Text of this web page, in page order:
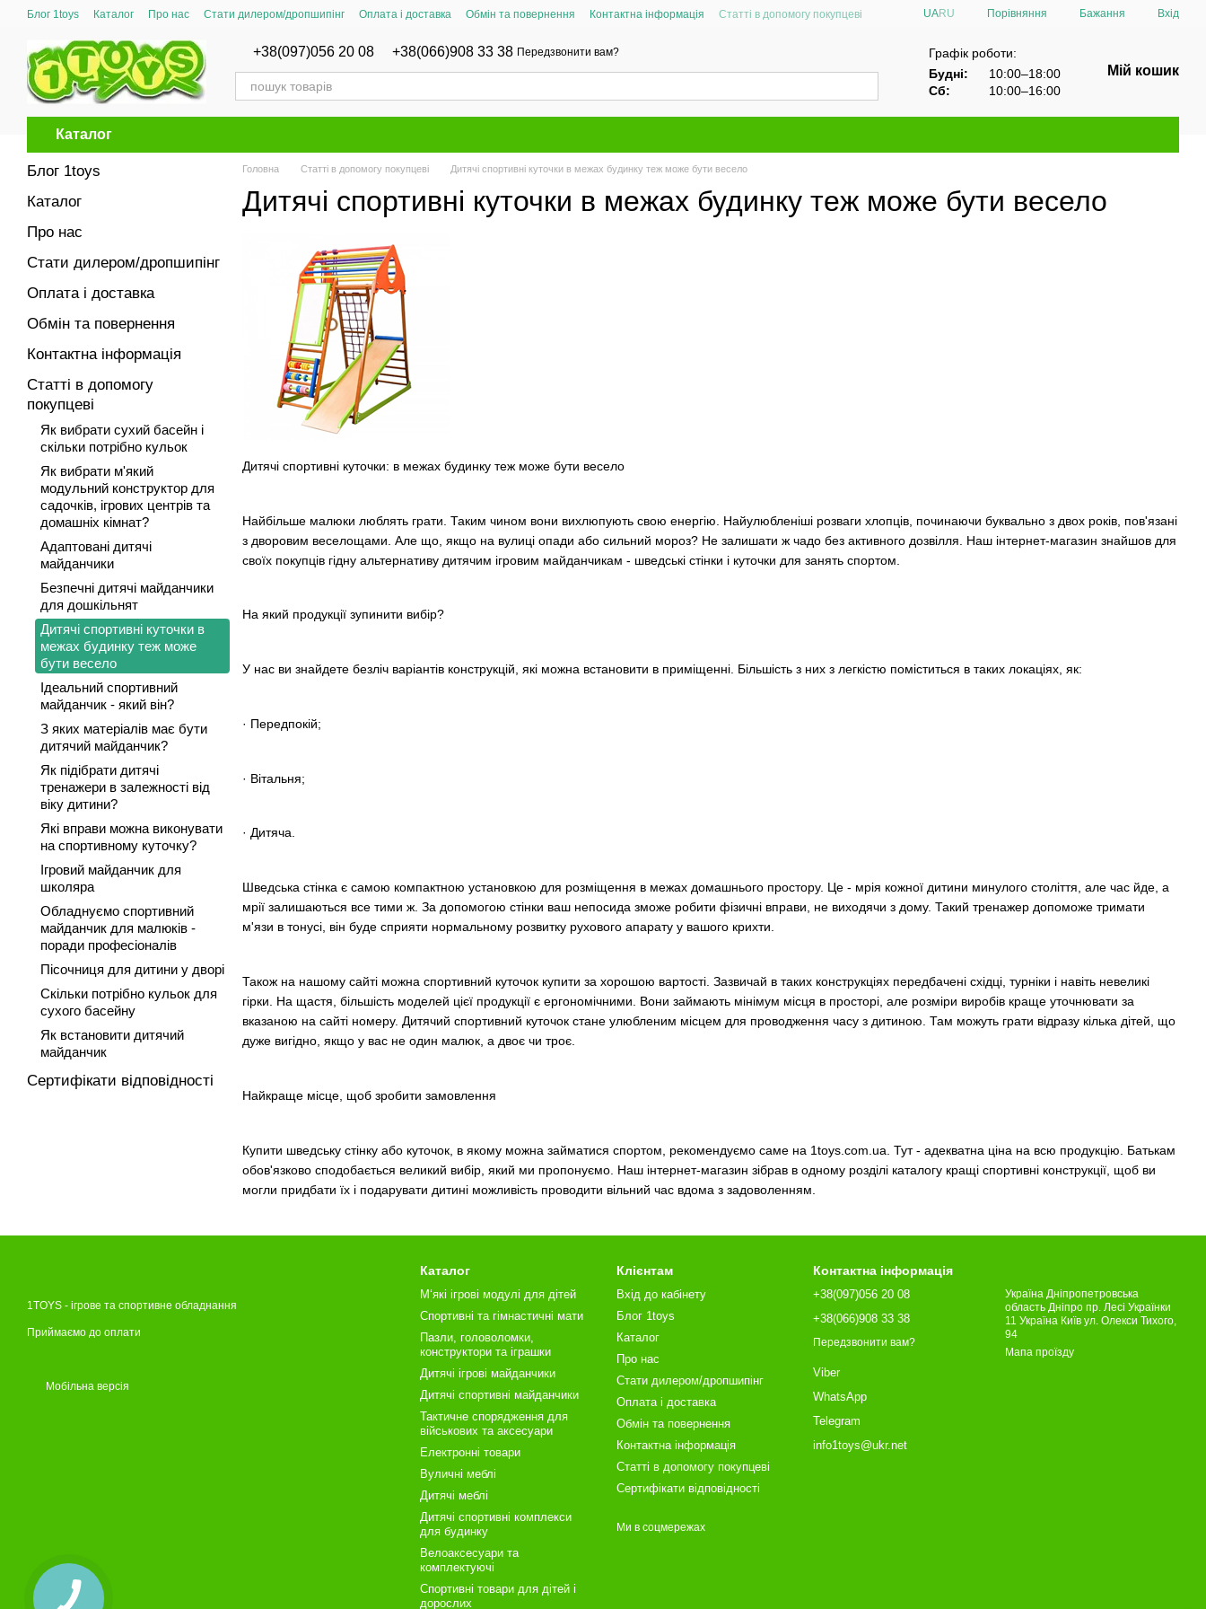
Перейти до основного контенту
Блог 1toys Каталог Про нас Стати дилером/дропшипінг Оплата і доставка Обмін та повернення Контактна інформація
Статті в допомогу покупцеві
UARU Порівняння Бажання Вхід
+38(097)056 20 08 +38(066)908 33 38 Передзвонити вам?
Графік роботи:
Будні:
10:00–18:00
Сб:
10:00–16:00
Мій кошик
Каталог
Головна Статті в допомогу покупцеві Дитячі спортивні куточки в межах будинку теж може бути весело
Дитячі спортивні куточки в межах будинку теж може бути весело
Дитячі спортивні куточки: в межах будинку теж може бути весело
Найбільше малюки люблять грати. Таким чином вони вихлюпують свою енергію. Найулюбленіші розваги хлопців, починаючи буквально з двох років, пов'язані
з дворовим веселощами. Але що, якщо на вулиці опади або сильний мороз? Не залишати ж чадо без активного дозвілля. Наш інтернет-магазин знайшов для
своїх покупців гідну альтернативу дитячим ігровим майданчикам - шведські стінки і куточки для занять спортом.
На який продукції зупинити вибір?
У нас ви знайдете безліч варіантів конструкцій, які можна встановити в приміщенні. Більшість з них з легкістю поміститься в таких локаціях, як:
· Передпокій;
· Вітальня;
· Дитяча.
Шведська стінка є самою компактною установкою для розміщення в межах домашнього простору. Це - мрія кожної дитини минулого століття, але час йде, а
мрії залишаються все тими ж. За допомогою стінки ваш непосида зможе робити фізичні вправи, не виходячи з дому. Такий тренажер допоможе тримати
м'язи в тонусі, він буде сприяти нормальному розвитку рухового апарату у вашого крихти.
Також на нашому сайті можна спортивний куточок купити за хорошою вартості. Зазвичай в таких конструкціях передбачені східці, турніки і навіть невеликі
гірки. На щастя, більшість моделей цієї продукції є ергономічними. Вони займають мінімум місця в просторі, але розміри виробів краще уточнювати за
вказаною на сайті номеру. Дитячий спортивний куточок стане улюбленим місцем для проводження часу з дитиною. Там можуть грати відразу кілька дітей, що
дуже вигідно, якщо у вас не один малюк, а двоє чи троє.
Найкраще місце, щоб зробити замовлення
Купити шведську стінку або куточок, в якому можна займатися спортом, рекомендуємо саме на 1toys.com.ua. Тут - адекватна ціна на всю продукцію. Батькам
обов'язково сподобається великий вибір, який ми пропонуємо. Наш інтернет-магазин зібрав в одному розділі каталогу кращі спортивні конструкції, щоб ви
могли придбати їх і подарувати дитині можливість проводити вільний час вдома з задоволенням.
Блог 1toys
Каталог
Про нас
Стати дилером/дропшипінг
Оплата і доставка
Обмін та повернення
Контактна інформація
Статті в допомогу
покупцеві
Як вибрати сухий басейн і
скільки потрібно кульок
Як вибрати м'який
модульний конструктор для
садочків, ігрових центрів та
домашніх кімнат?
Адаптовані дитячі
майданчики
Безпечні дитячі майданчики
для дошкільнят
Дитячі спортивні куточки в
межах будинку теж може
бути весело
Ідеальний спортивний
майданчик - який він?
З яких матеріалів має бути
дитячий майданчик?
Як підібрати дитячі
тренажери в залежності від
віку дитини?
Які вправи можна виконувати
на спортивному куточку?
Ігровий майданчик для
школяра
Обладнуємо спортивний
майданчик для малюків -
поради професіоналів
Пісочниця для дитини у дворі
Скільки потрібно кульок для
сухого басейну
Як встановити дитячий
майданчик
Сертифікати відповідності
1TOYS - ігрове та спортивне обладнання
Приймаємо до оплати
Мобільна версія
Каталог
М‘які ігрові модулі для дітей
Спортивні та гімнастичні мати
Пазли, головоломки,
конструктори та іграшки
Дитячі ігрові майданчики
Дитячі спортивні майданчики
Тактичне спорядження для
військових та аксесуари
Електронні товари
Вуличні меблі
Дитячі меблі
Дитячі спортивні комплекси
для будинку
Велоаксесуари та
комплектуючі
Спортивні товари для дітей і
дорослих
Клієнтам
Вхід до кабінету
Блог 1toys
Каталог
Про нас
Стати дилером/дропшипінг
Оплата і доставка
Обмін та повернення
Контактна інформація
Статті в допомогу покупцеві
Сертифікати відповідності
Ми в соцмережах
Контактна інформація
+38(097)056 20 08
+38(066)908 33 38
Передзвонити вам?
Viber
WhatsApp
Telegram
info1toys@ukr.net
Україна Дніпропетровська
область Дніпро пр. Лесі Українки
11 Україна Київ ул. Олекси Тихого,
94
Мапа проїзду